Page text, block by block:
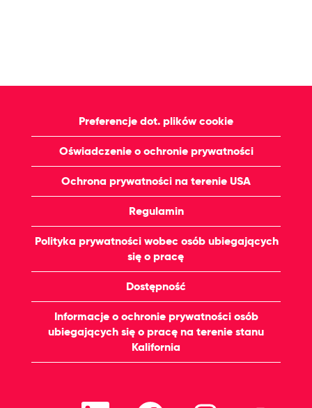
Preferencje dot. plików cookie
Oświadczenie o ochronie prywatności
Ochrona prywatności na terenie USA
Regulamin
Polityka prywatności wobec osób ubiegających
się o pracę
Dostępność
Informacje o ochronie prywatności osób
ubiegających się o pracę na terenie stanu
Kalifornia
O O O